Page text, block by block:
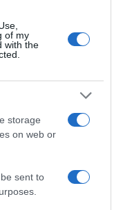
of my
with the
storage
on web or
sent to
ha először
elképzelni hosszú
párodtól és a
bizonyíték arra, hogy
oldalon, akikben a
akkor itt az idő, hogy
meg tökéletesen